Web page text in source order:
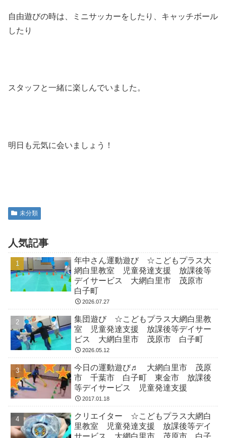
自由遊びの時は、ミニサッカーをしたり、キャッチボール
したり
スタッフと一緒に楽しんでいました。
明日も元気に会いましょう！
未分類
人気記事
年中さん運動遊び ☆こどもプラス大
網白里教室 児童発達支援 放課後等
デイサービス 大網白里市 茂原市
白子町
2026.07.27
集団遊び ☆こどもプラス大網白里教
室 児童発達支援 放課後等デイサー
ビス 大網白里市 茂原市 白子町
2026.05.12
今日の運動遊び♬ 大網白里市 茂原
市 千葉市 白子町 東金市 放課後
等デイサービス 児童発達支援
2017.01.18
クリエイター ☆こどもプラス大網白
里教室 児童発達支援 放課後等デイ